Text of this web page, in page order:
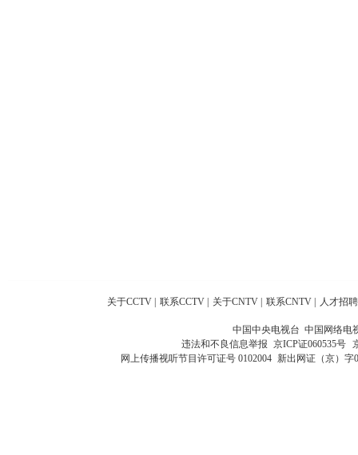
关于CCTV 联系CCTV 关于CNTV 联系CNTV 人才招聘
中国中央电视台 中国网络电
违法和不良信息举报 京ICP证060535号
网上传播视听节目许可证号 0102004 新出网证（京）